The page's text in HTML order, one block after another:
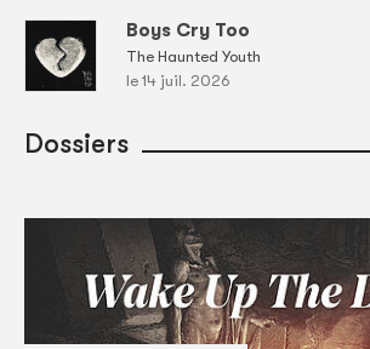
Boys Cry Too
The Haunted Youth
le 14 juil. 2026
Dossiers